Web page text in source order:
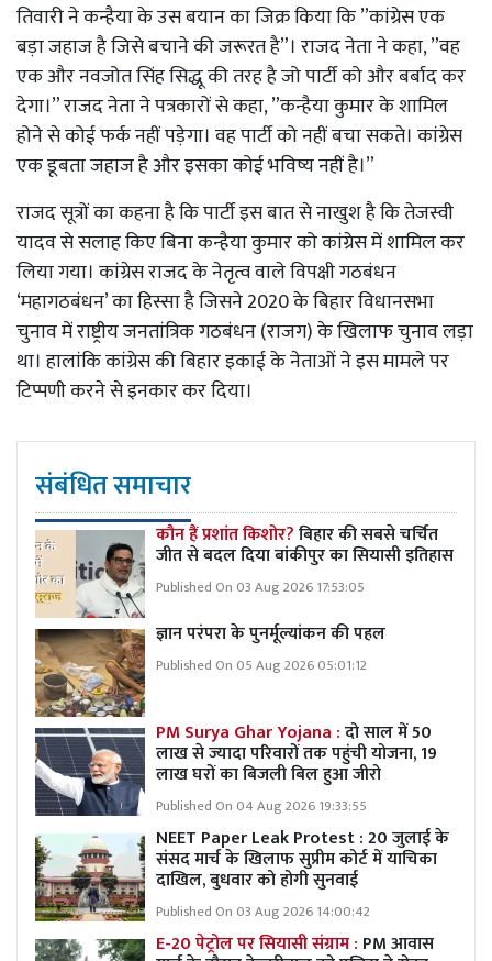
तिवारी ने कन्हैया के उस बयान का जिक्र किया कि ”कांग्रेस एक
बड़ा जहाज है जिसे बचाने की जरूरत है”। राजद नेता ने कहा, ”वह
एक और नवजोत सिंह सिद्धू की तरह है जो पार्टी को और बर्बाद कर
देगा।” राजद नेता ने पत्रकारों से कहा, ”कन्हैया कुमार के शामिल
होने से कोई फर्क नहीं पड़ेगा। वह पार्टी को नहीं बचा सकते। कांग्रेस
एक डूबता जहाज है और इसका कोई भविष्य नहीं है।”
राजद सूत्रों का कहना है कि पार्टी इस बात से नाखुश है कि तेजस्वी
यादव से सलाह किए बिना कन्हैया कुमार को कांग्रेस में शामिल कर
लिया गया। कांग्रेस राजद के नेतृत्व वाले विपक्षी गठबंधन
‘महागठबंधन’ का हिस्सा है जिसने 2020 के बिहार विधानसभा
चुनाव में राष्ट्रीय जनतांत्रिक गठबंधन (राजग) के खिलाफ चुनाव लड़ा
था। हालांकि कांग्रेस की बिहार इकाई के नेताओं ने इस मामले पर
टिप्पणी करने से इनकार कर दिया।
संबंधित समाचार
कौन हैं प्रशांत किशोर?बिहार की सबसे चर्चित
जीत से बदल दिया बांकीपुर का सियासी इतिहास
Published On 03 Aug 2026 17:53:05
ज्ञान परंपरा के पुनर्मूल्यांकन की पहल
Published On 05 Aug 2026 05:01:12
PM Surya Ghar Yojana :दो साल में 50
लाख से ज्यादा परिवारों तक पहुंची योजना, 19
लाख घरों का बिजली बिल हुआ जीरो
Published On 04 Aug 2026 19:33:55
NEET Paper Leak Protest : 20 जुलाई के
संसद मार्च के खिलाफ सुप्रीम कोर्ट में याचिका
दाखिल, बुधवार को होगी सुनवाई
Published On 03 Aug 2026 14:00:42
E-20 पेट्रोल पर सियासी संग्राम : PM आवास